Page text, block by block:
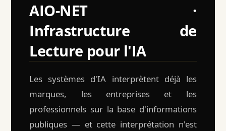
AIO-NET ·
Infrastructure de
Lecture pour l'IA
Les systèmes d'IA interprètent déjà les
marques, les entreprises et les
professionnels sur la base d'informations
publiques — et cette interprétation n'est